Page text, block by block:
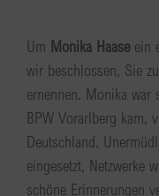
Um Monika Haase ein
wir beschlossen, Sie
ernennen. Monika
BPW Vorarlberg kam,
Deutschland.
eingesetzt, Netzwerke
schöne Erinnerungen